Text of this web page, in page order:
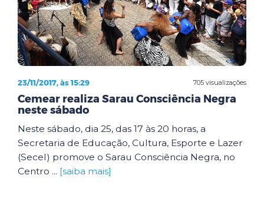
705 visualizações
23/11/2017, às 15:29
Cemear realiza Sarau Consciência Negra
neste sábado
Neste sábado, dia 25, das 17 às 20 horas, a
Secretaria de Educação, Cultura, Esporte e Lazer
(Secel) promove o Sarau Consciência Negra, no
Centro ... [saiba mais]